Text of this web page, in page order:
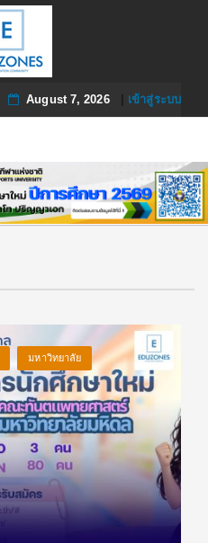
August 7, 2026| เข้าสู่ระบบ
มหาวิทยาลัย